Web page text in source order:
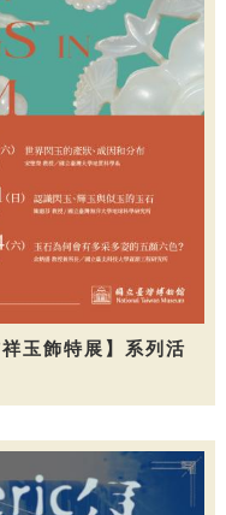
玉飾特展】系列活